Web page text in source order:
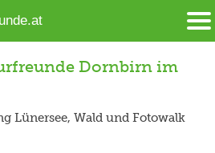
Dornbirn im
Lünersee, Wald und Fotowalk